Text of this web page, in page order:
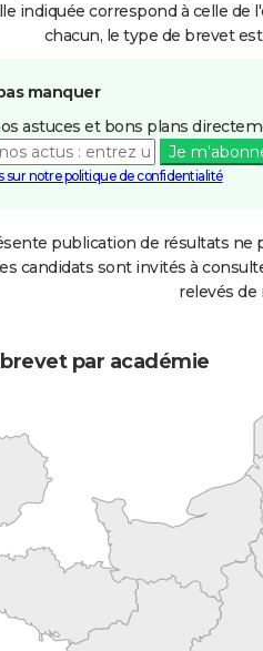
indiquée correspond à celle
chacun, le type de brevet
manquer
astuces et bons plans
Je
sur notre politique de confidentialité
publication de résultats
candidats sont invités à
relevés de
par académie